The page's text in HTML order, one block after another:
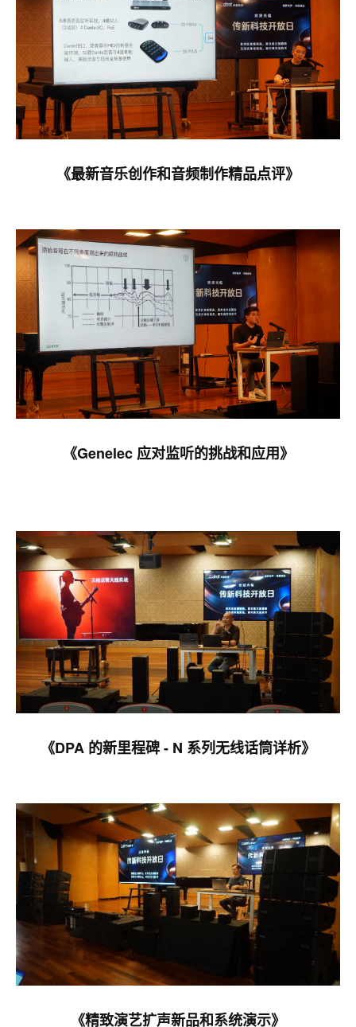
《最新音乐创作和音频制作精品点评》
《Genelec 应对监听的挑战和应用》
《DPA 的新里程碑 - N 系列无线话筒详析》
《精致演艺扩声新品和系统演示》